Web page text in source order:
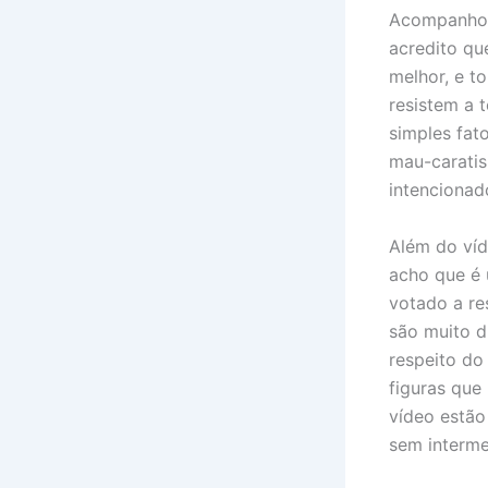
acredito
melhor, e
resistem a
simples
mau-
Além do
acho que é
votado a
são muito
respeito
figuras que
vídeo
sem